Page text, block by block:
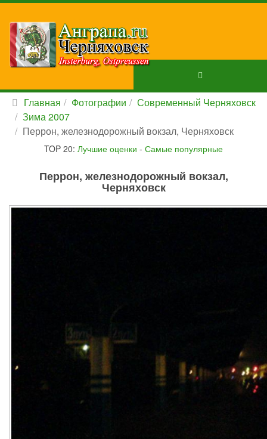
Главная Фотографии
Современный Черняховск
Зима 2007
Перрон, железнодорожный вокзал, Черняховск
TOP 20: Лучшие оценки - Самые популярные
Перрон, железнодорожный вокзал,
Черняховск